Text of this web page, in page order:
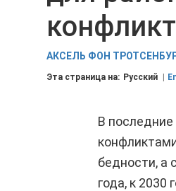
АКСЕЛЬ ФОН
Эта страница на: Русский
В последние
бедности, а
года, к 2030